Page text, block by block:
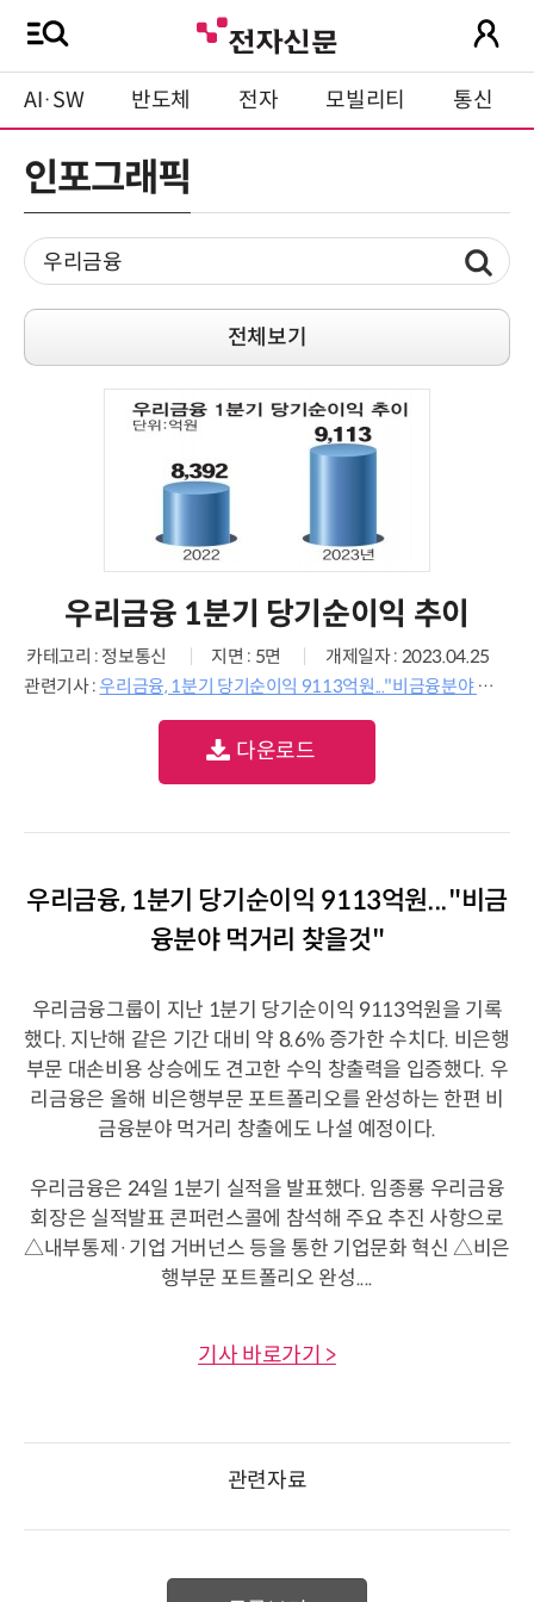
AI·SW 반도체 전자 모빌리티 통신
인포그래픽
전체보기
우리금융 1분기 당기순이익 추이
카테고리 : 정보통신 지면 : 5면
개제일자 : 2023.04.25
관련기사 : 우리금융, 1분기 당기순이익 9113억원..."비금융분야 먹거리 찾을것"
다운로드
우리금융, 1분기 당기순이익 9113억원..."비금
융분야 먹거리 찾을것"
우리금융그룹이 지난 1분기 당기순이익 9113억원을 기록
했다. 지난해 같은 기간 대비 약 8.6% 증가한 수치다. 비은행
부문 대손비용 상승에도 견고한 수익 창출력을 입증했다. 우
리금융은 올해 비은행부문 포트폴리오를 완성하는 한편 비
금융분야 먹거리 창출에도 나설 예정이다.
우리금융은 24일 1분기 실적을 발표했다. 임종룡 우리금융
회장은 실적발표 콘퍼런스콜에 참석해 주요 추진 사항으로
△내부통제·기업 거버넌스 등을 통한 기업문화 혁신 △비은
행부문 포트폴리오 완성....
기사 바로가기 >
관련자료